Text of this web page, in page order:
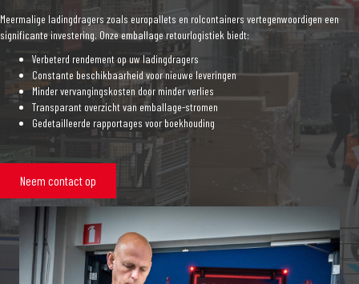
Meermalige ladingdragers zoals europallets en rolcontainers vertegenwoordigen een
significante investering. Onze emballage retourlogistiek biedt:
Verbeterd rendement op uw ladingdragers
Constante beschikbaarheid voor nieuwe leveringen
Minder vervangingskosten door minder verlies
Transparant overzicht van emballage-stromen
Gedetailleerde rapportages voor boekhouding
Neem contact op